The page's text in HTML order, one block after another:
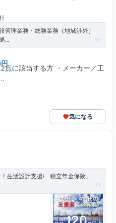
管理業務・総務業務（地域渉外）
...
点に該当する方 ・メーカー／工
気になる
生活設計支援/ 積立年金保険、